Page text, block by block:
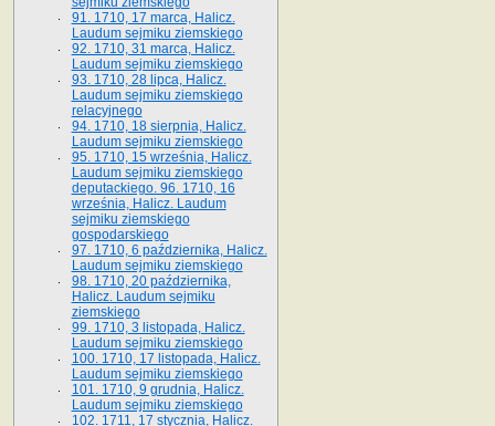
91. 1710, 17 marca, Halicz.
Laudum sejmiku ziemskiego
92. 1710, 31 marca, Halicz.
Laudum sejmiku ziemskiego
93. 1710, 28 lipca, Halicz.
Laudum sejmiku ziemskiego
relacyjnego
94. 1710, 18 sierpnia, Halicz.
Laudum sejmiku ziemskiego
95. 1710, 15 września, Halicz.
Laudum sejmiku ziemskiego
deputackiego. 96. 1710, 16
września, Halicz. Laudum
sejmiku ziemskiego
gospodarskiego
97. 1710, 6 października, Halicz.
Laudum sejmiku ziemskiego
98. 1710, 20 października,
Halicz. Laudum sejmiku
ziemskiego
99. 1710, 3 listopada, Halicz.
Laudum sejmiku ziemskiego
100. 1710, 17 listopada, Halicz.
Laudum sejmiku ziemskiego
101. 1710, 9 grudnia, Halicz.
Laudum sejmiku ziemskiego
102. 1711, 17 stycznia, Halicz.